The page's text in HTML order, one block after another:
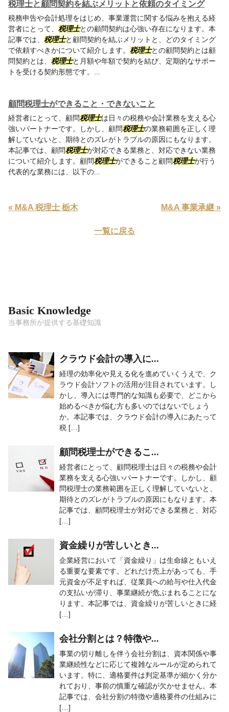
税理士と顧問契約を結ぶメリットと依頼のタイミング
税務申告や会計処理をはじめ、事業運営に関する悩みを抱える経
営者にとって、 税理士との顧問契約は心強い存在になります。本
記事では、 税理士と顧問契約を結ぶメリットと、どのタイミング
で依頼すべきかについて紹介します。 税理士との顧問契約とは顧
問契約とは、 税理士と月額や年額で契約を結び、定期的なサポー
トを受ける契約形態です。...
顧問税理士ができること・できないこと
経営者にとって、顧問税理士は日々の税務や会計業務を支える心
強いパートナーです。しかし、顧問税理士の業務範囲を正しく理
解していないと、期待とのズレがトラブルの原因にもなります。
本記事では、顧問税理士が対応できる業務と、対応できない業務
について紹介します。顧問税理士ができること顧問税理士が行う
代表的な業務には、以下の...
« M&A 税理士 栃木 M&A 事業承継 »
一覧に戻る
Basic Knowledge
当事務所が提供する基礎知識
クラウド会計の導入に...
経理の効率化や見える化を進めていくうえで、ク
ラウド会計ソフトの活用が注目されています。し
かし、導入には専門的な知識も必要で、どこから
始めるべきか悩む方も多いのではないでしょう
か。本記事では、クラウド会計の導入にあたって
税 […]
顧問税理士ができるこ...
経営者にとって、顧問税理士は日々の税務や会計
業務を支える心強いパートナーです。しかし、顧
問税理士の業務範囲を正しく理解していないと、
期待とのズレがトラブルの原因にもなります。本
記事では、顧問税理士が対応できる業務と、対応
[…]
資金繰りが苦しいとき...
企業経営において「資金繰り」は生命線ともいえ
る重要な要素です。どれだけ売上があっても、手
元資金が不足すれば、従業員への給与や仕入代金
の支払いが滞り、事業継続が危ぶまれることにな
ります。本記事では、資金繰りが苦しいときに経
[…]
会社分割とは？特徴や...
事業の切り離しを伴う会社分割は、資本関係や事
業継続性などに応じて複雑なルールが定められて
います。特に、適格要件は判定基準が細かく分か
れており、事前の慎重な確認が欠かせません。本
記事では、会社分割の特徴や適格要件の仕組みに
[…]